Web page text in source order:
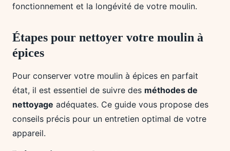
fonctionnement et la longévité de votre moulin.
Étapes pour nettoyer votre moulin à
épices
Pour conserver votre moulin à épices en parfait
état, il est essentiel de suivre des méthodes de
nettoyage adéquates. Ce guide vous propose des
conseils précis pour un entretien optimal de votre
appareil.